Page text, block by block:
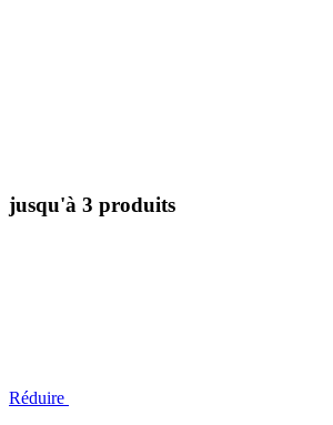
jusqu'à 3 produits
Réduire